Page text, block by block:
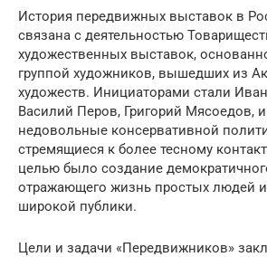
История передвижных выставок в
связана с деятельностью
художественных выставок,
группой художников, вышедших из
художеств. Инициаторами стали
Василий Перов, Григорий Мясоедов, и
недовольные консервативной
стремящиеся к более тесному
целью было создание
отражающего жизнь простых людей и
широкой публики.
Цели и задачи «Передвижников»